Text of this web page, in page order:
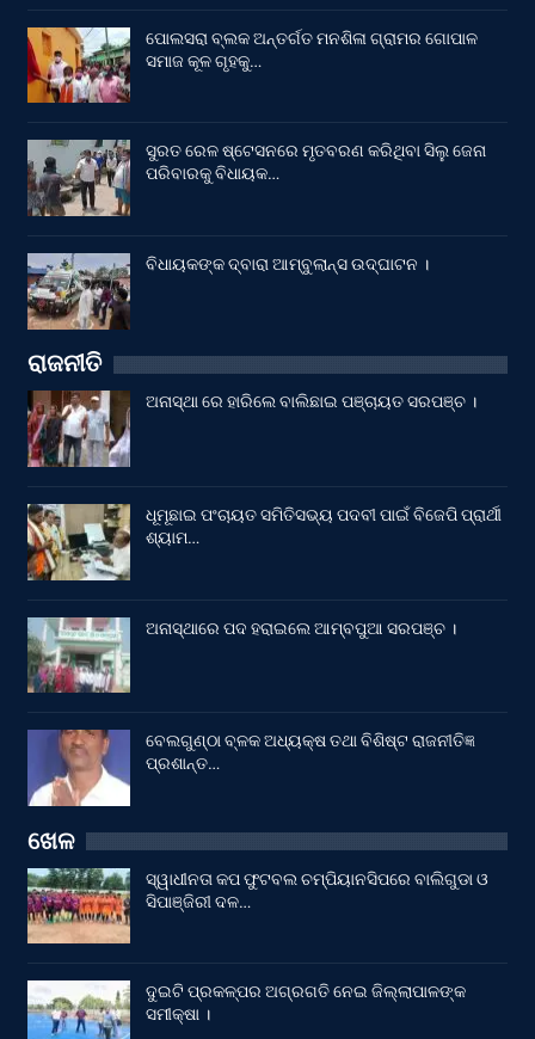
ପୋଲସରା ବ୍ଲକ ଅନ୍ତର୍ଗତ ମନଶିଳା ଗ୍ରାମର ଗୋପାଳ
ସମାଜ କୂଳ ଗୃହକୁ…
ସୁରତ ରେଳ ଷ୍ଟେସନରେ ମୃତବରଣ କରିଥିବା ସିଲୁ ଜେନା
ପରିବାରକୁ ବିଧାୟକ…
ବିଧାୟକଙ୍କ ଦ୍ବାରା ଆମ୍ବୁଲାନ୍ସ ଉଦ୍‌ଘାଟନ ।
ରାଜନୀତି
ଅନାସ୍ଥା ରେ ହାରିଲେ ବାଲିଛାଇ ପଞ୍ଚାୟତ ସରପଞ୍ଚ ।
ଧୂମୂଛାଇ ପଂଚାୟତ ସମିତିସଭ୍ୟ ପଦବୀ ପାଇଁ ବିଜେପି ପ୍ରାର୍ଥୀ
ଶ୍ୟାମ…
ଅନାସ୍ଥାରେ ପଦ ହରାଇଲେ ଆମ୍ବପୁଆ ସରପଞ୍ଚ ।
ବେଲଗୁଣ୍ଠା ବ୍ଳକ ଅଧ୍ୟକ୍ଷ ତଥା ବିଶିଷ୍ଟ ରାଜନୀତିଜ୍ଞ
ପ୍ରଶାନ୍ତ…
ଖେଳ
ସ୍ୱାଧୀନତା କପ ଫୁଟବଲ ଚମ୍ପିୟାନସିପରେ ବାଲିଗୁଡା ଓ
ସିପାଞ୍ଜିରୀ ଦଳ…
ଦୁଇଟି ପ୍ରକଳ୍ପର ଅଗ୍ରଗତି ନେଇ ଜିଲ୍ଲାପାଳଙ୍କ
ସମୀକ୍ଷା ।